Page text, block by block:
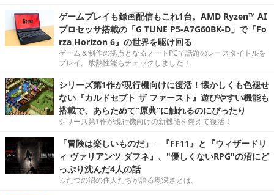
ゲームプレイも録画配信もこれ1台。AMD Ryzen™ AI
プロセッサ搭載の「G TUNE P5-A7G60BK-D」で『Fo
rza Horizon 6』の世界を駆け回る
ゲーム＆制作の拠点となるノートPCで話題のレースタイトルを
プレイ。放熱性能もチェックしました！
シリーズ第1作が現行機向けに復活！懐かしくも色褪せ
ない『カルドセプト ザ ファースト』遊びやすい機能も
搭載で、あらためて“原典”に触れるのにぴったり
シリーズ第1作が現行機向けの新機能を備えて復活！
「冒険は楽しいものだ」 ─『FF11』と『ウィザードリ
ィ ヴァリアンツ ダフネ』、"優しくないRPG"の沼にど
っぷり沈んだ4人の話
ふたつの沼の住人たちが語る奥深さとは。